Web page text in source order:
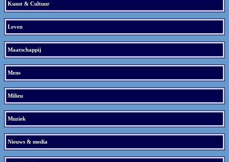
Kunst & Cultuur
Leven
Maatschappij
Mens
Milieu
Muziek
Nieuws & media